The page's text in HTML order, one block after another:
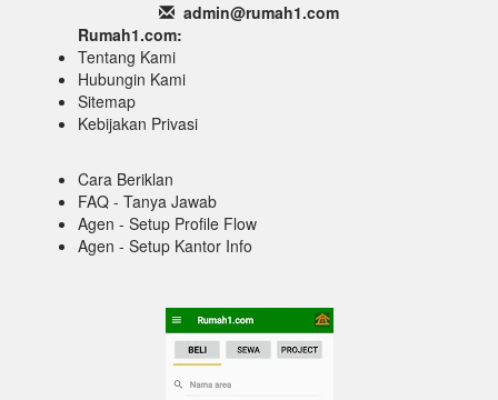
admin@rumah1.com
Rumah1.com:
Tentang Kami
Hubungin Kami
Sitemap
Kebijakan Privasi
Cara Beriklan
FAQ - Tanya Jawab
Agen - Setup Profile Flow
Agen - Setup Kantor Info